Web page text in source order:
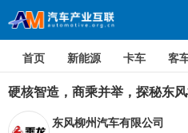
首页 新能源 卡车 客
硬核智造，商乘并举，探秘东
东风柳州汽车有限公司